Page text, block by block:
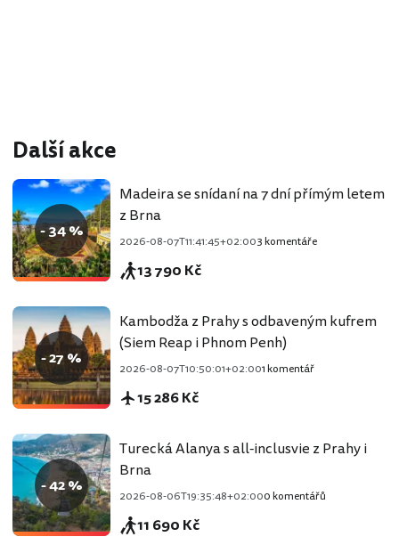
Další akce
- 34 %
Madeira se snídaní na 7 dní přímým letem
z Brna
2026-08-07T11:41:45+02:003 komentáře
13 790 Kč
- 27 %
Kambodža z Prahy s odbaveným kufrem
(Siem Reap i Phnom Penh)
2026-08-07T10:50:01+02:001 komentář
15 286 Kč
- 42 %
Turecká Alanya s all-inclusvie z Prahy i
Brna
2026-08-06T19:35:48+02:000 komentářů
11 690 Kč